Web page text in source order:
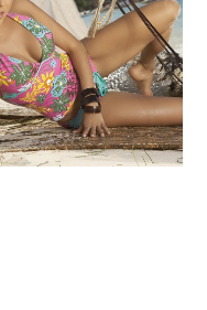
LA ALTURA DE LAS
MODELOS MAS
BAJITAS